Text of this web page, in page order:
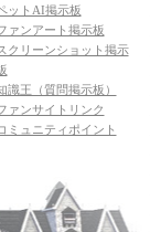
ットAI掲示板
ァンアート掲示板
クリーンショット掲示
識王（質問掲示板）
ァンサイトリンク
ミュニティポイント